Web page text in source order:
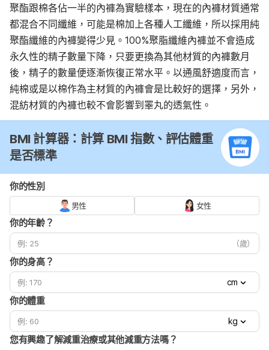
聚酯跟棉各佔一半的內褲為實驗樣本，現在的內褲材質通常
都混合不同纖維，可能是棉加上各種人工纖維，所以採用純
聚酯纖維的內褲變得少見。100%聚脂纖維內褲並不會造成
永久性的精子數量下降，只要更換為其他材質的內褲數月
後，精子的數量便逐漸恢復正常水平。以通風舒適度而言，
純棉或是以棉作為主材質的內褲會是比較好的選擇，另外，
混紡材質的內褲也較不會影響到睪丸的透氣性。
BMI 計算器：計算 BMI 指數、評估體重
是否標準
你的性別
男性 女性
你的年齡？
（歲）
你的身高？
cm
你的體重
kg
您有興趣了解減重治療或其他減重方法嗎？